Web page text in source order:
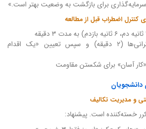
سرمایه‌گذاری برای بازگشت به وضعیت بهتر است.»
نوشتن سریع نگرانی‌ها (۲ دقیقه) و سپس تعیین «یک اقدام
خسته‌کننده است. پیشنهاد: